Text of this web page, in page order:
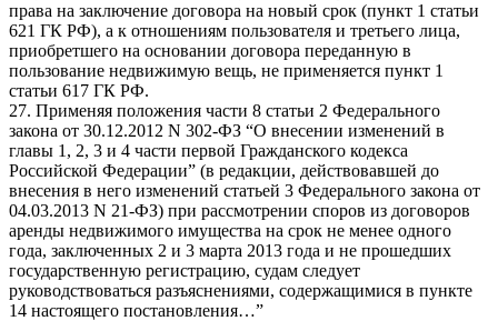
права на заключение договора на новый срок (пункт 1 статьи
621 ГК РФ), а к отношениям пользователя и третьего лица,
приобретшего на основании договора переданную в
пользование недвижимую вещь, не применяется пункт 1
статьи 617 ГК РФ.
27. Применяя положения части 8 статьи 2 Федерального
закона от 30.12.2012 N 302-ФЗ “О внесении изменений в
главы 1, 2, 3 и 4 части первой Гражданского кодекса
Российской Федерации” (в редакции, действовавшей до
внесения в него изменений статьей 3 Федерального закона от
04.03.2013 N 21-ФЗ) при рассмотрении споров из договоров
аренды недвижимого имущества на срок не менее одного
года, заключенных 2 и 3 марта 2013 года и не прошедших
государственную регистрацию, судам следует
руководствоваться разъяснениями, содержащимися в пункте
14 настоящего постановления…”